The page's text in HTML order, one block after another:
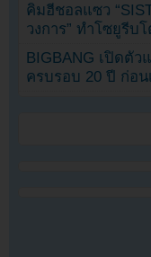
คิมฮีชอลแซว
วงการ” ทำโซยูรีบ
BIGBANG เปิดตัว
ครบรอบ 20 ปี ก่อน